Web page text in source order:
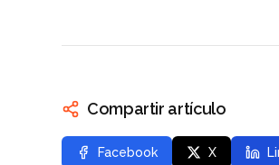
Compartir artículo
Facebook X